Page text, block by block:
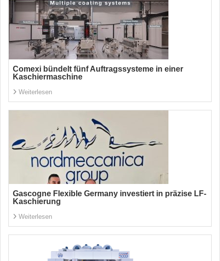
Comexi bündelt fünf Auftragssysteme in einer
Kaschiermaschine
Weiterlesen
Gascogne Flexible Germany investiert in präzise LF-
Kaschierung
Weiterlesen